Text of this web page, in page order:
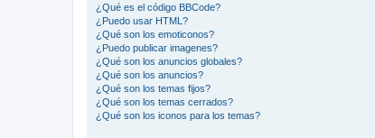
¿Qué es el código BBCode?
¿Puedo usar HTML?
¿Qué son los emoticonos?
¿Puedo publicar imagenes?
¿Qué son los anuncios globales?
¿Qué son los anuncios?
¿Qué son los temas fijos?
¿Qué son los temas cerrados?
¿Qué son los iconos para los temas?